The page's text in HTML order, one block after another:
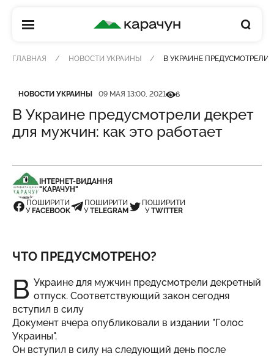
КАРАЧУН
ГЛАВНАЯ НОВОСТИ УКРАИНЫ В УКРАИНЕ ПРЕДУСМОТРЕЛИ
Категория
НОВОСТИ УКРАИНЫ
Дата публикации 09 МАЯ 13:00, 2021Кількість переглядів
6
В Украине предусмотрели декрет
для мужчин: как это работает
ІНТЕРНЕТ-ВИДАННЯ
"КАРАЧУН"
ПОШИРИТИ
У FACEBOOK
ПОШИРИТИ
УTELEGRAM
ПОШИРИТИ
УTWITTER
ЧТО ПРЕДУСМОТРЕНО?
В Украине для мужчин предусмотрели декретный
отпуск. Соответствующий закон сегодня
вступил в силу
Документ вчера опубликовали в издании "Голос
Украины".
Он вступил в силу на следующий день после